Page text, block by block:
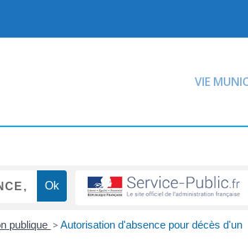
VIE
publique > Autorisation d'absence pour décès d'un